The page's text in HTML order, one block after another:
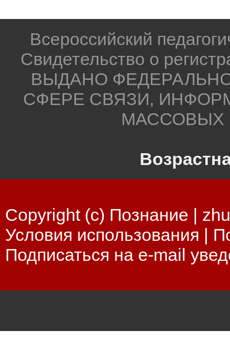
Всероссийский
Свидетельство о
ВЫДАНО
СФЕРЕ СВЯЗИ,
МАССОВЫХ
Copyright (c) Познание |
Условия использования |
Подписаться на e-mail